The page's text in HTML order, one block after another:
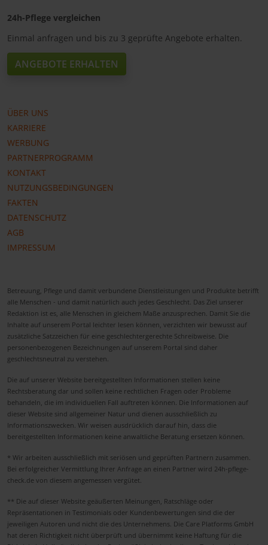
24h-Pflege vergleichen
Einmal anfragen und bis zu 3 geprüfte Angebote erhalten.
ANGEBOTE ERHALTEN
ÜBER UNS
KARRIERE
WERBUNG
PARTNERPROGRAMM
KONTAKT
NUTZUNGSBEDINGUNGEN
FAKTEN
DATENSCHUTZ
AGB
IMPRESSUM
Betreuung, Pflege und damit verbundene Dienstleistungen und Produkte betrifft
alle Menschen - und damit natürlich auch jedes Geschlecht. Das Ziel unserer
Redaktion ist es, alle Menschen in gleichem Maße anzusprechen. Damit Sie die
Inhalte auf unserem Portal leichter lesen können, verzichten wir bewusst auf
zusätzliche Satzzeichen für eine geschlechtergerechte Schreibweise. Die
personenbezogenen Bezeichnungen auf unserem Portal sind daher
geschlechtsneutral zu verstehen.
Die auf unserer Website bereitgestellten Informationen stellen keine
Rechtsberatung dar und sollen keine rechtlichen Fragen oder Probleme
behandeln, die im individuellen Fall auftreten können. Die Informationen auf
dieser Website sind allgemeiner Natur und dienen ausschließlich zu
Informationszwecken. Wir weisen ausdrücklich darauf hin, dass die
bereitgestellten Informationen keine anwaltliche Beratung ersetzen können.
* Wir arbeiten ausschließlich mit seriösen und geprüften Partnern zusammen.
Bei erfolgreicher Vermittlung Ihrer Anfrage an einen Partner wird 24h-pflege-
check.de von diesem angemessen vergütet.
** Die auf dieser Website geäußerten Meinungen, Ratschläge oder
Repräsentationen in Testimonials oder Kundenbewertungen sind die der
jeweiligen Autoren und nicht die des Unternehmens. Die Care Platforms GmbH
hat deren Richtigkeit nicht überprüft und übernimmt keine Haftung für die